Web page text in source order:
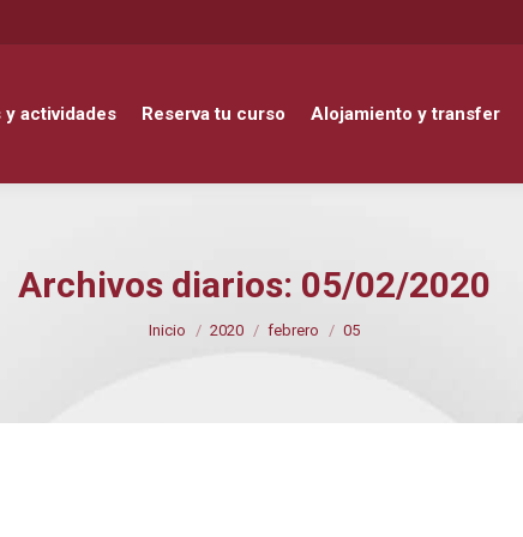
y actividades Reserva tu curso Alojamiento y transfer
Archivos diarios: 05/02/2020
Estás aquí:
Inicio 2020 febrero 05
Reserva tu curso Alojamiento y transfer